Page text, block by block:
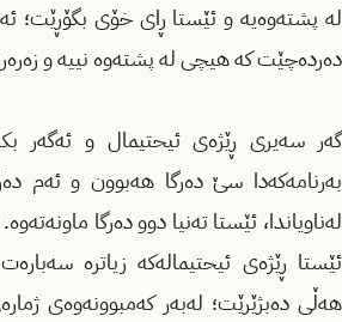
لە پشتەوەیە و ئێستا ڕای خۆی بگۆڕێت؛
دەردەچێت کە هیچی لە پشتەوە نییە و
گەر سەیری ڕێژەی ئیحتیمال و ئەگەر
بەرنامەکەدا سێ دەرگا هەبوون و ئەم
لەناویاندا، ئێستا تەنیا دوو دەرگا
ئێستا ڕێژەی ئیحتیمالەکە زیاترە
هەڵی دەبژێرێت؛ لەبەر کەمبوونەوەی